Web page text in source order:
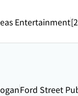
Entertainment
Ford Street